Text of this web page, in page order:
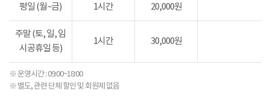
평일 (월~금) 1시간 20,000원
주말 (토, 일, 임
시공휴일 등)
1시간 30,000원
※ 운영시간 : 09:00~18:00
※ 별도, 관련 단체 할인 및 회원제 없음